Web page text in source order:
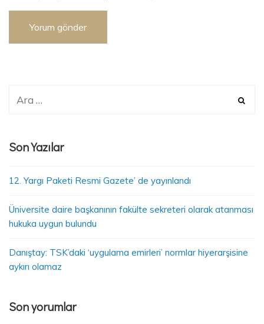
Son Yazılar
12. Yargı Paketi Resmi Gazete’ de yayınlandı
Üniversite daire başkanının fakülte sekreteri olarak atanması
hukuka uygun bulundu
Danıştay: TSK’daki ‘uygulama emirleri’ normlar hiyerarşisine
aykırı olamaz
Son yorumlar